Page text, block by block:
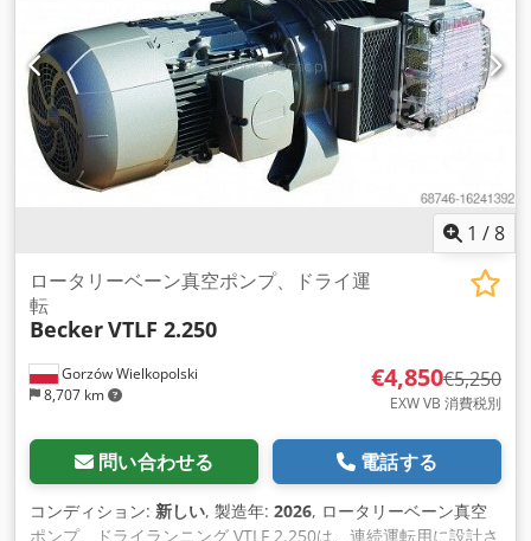
1 /8
Gorzów Wielkopolski
8,707 km
ロータリーベーン真空ポンプ、ドライ運
転
BeckerVTLF 2.250
€4,850€5,250
EXW VB 消費税別
問い合わせる 電話する
コンディション: 新しい, 製造年: 2026, ロータリーベーン真空
ポンプ、ドライランニング VTLF 2.250は、連続運転用に設計さ